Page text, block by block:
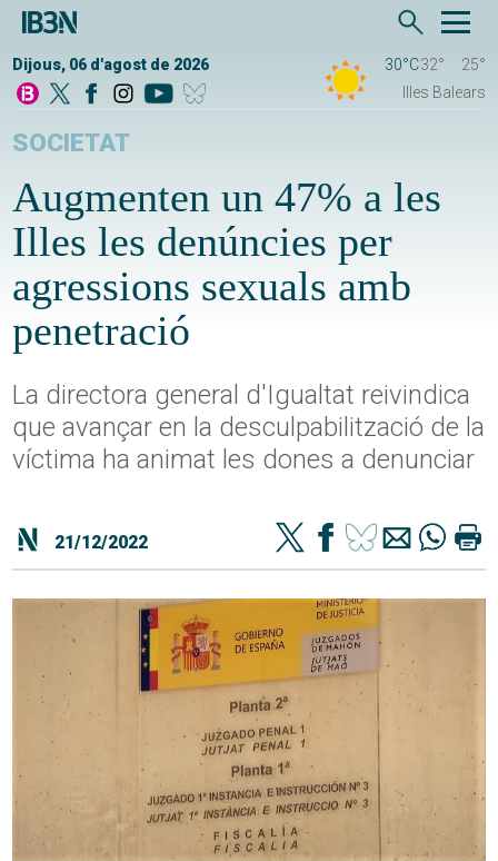
Dijous, 06 d'agost de 2026 30°C32°
25°
Illes Balears
SOCIETAT
Augmenten un 47% a les
Illes les denúncies per
agressions sexuals amb
penetració
La directora general d'Igualtat reivindica
que avançar en la desculpabilització de la
víctima ha animat les dones a denunciar
21/12/2022